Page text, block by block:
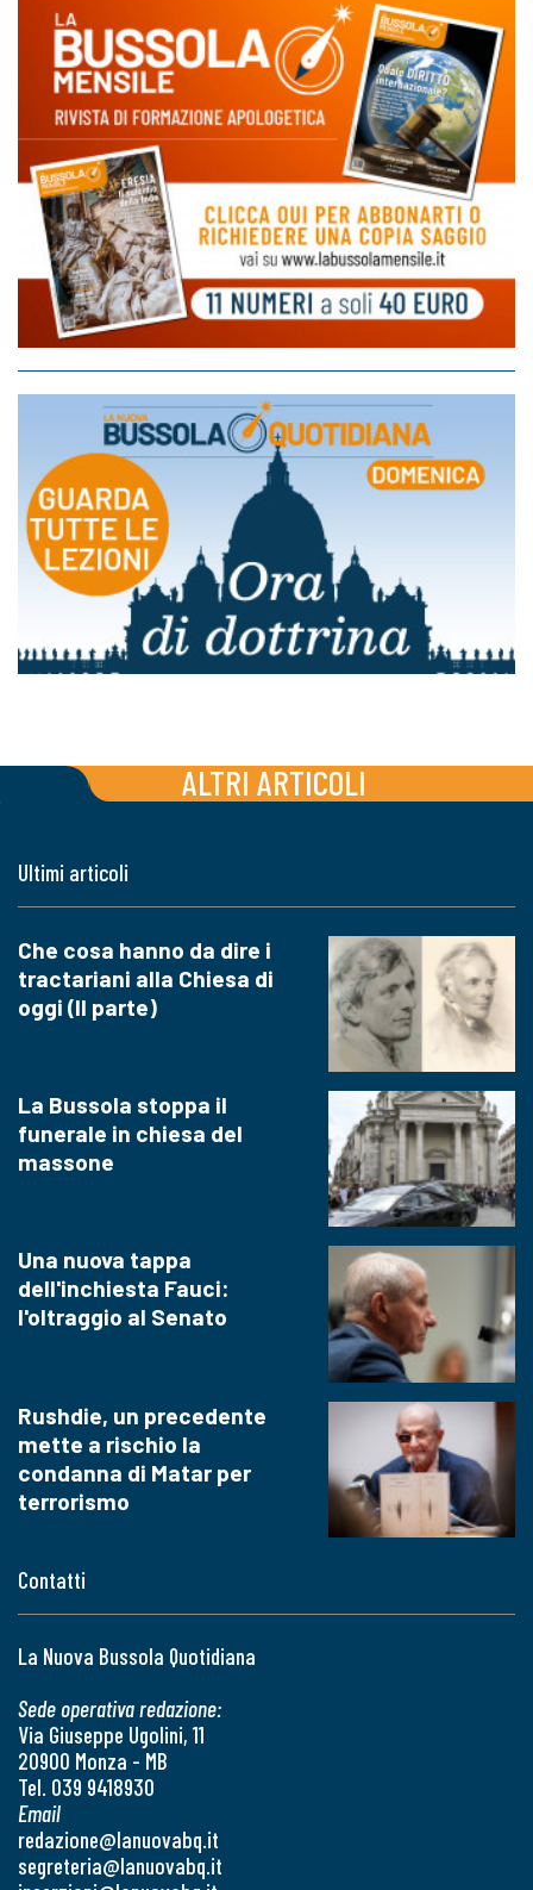
ALTRI ARTICOLI
Contatti
La Nuova Bussola Quotidiana
Sede operativa redazione:
Via Giuseppe Ugolini, 11
20900 Monza - MB
Tel. 039 9418930
Email
redazione@lanuovabq.it
segreteria@lanuovabq.it
Ultimi articoli
Che cosa hanno da dire i
tractariani alla Chiesa di
oggi (II parte)
La Bussola stoppa il
funerale in chiesa del
massone
Una nuova tappa
dell'inchiesta Fauci:
l'oltraggio al Senato
Rushdie, un precedente
mette a rischio la
condanna di Matar per
terrorismo